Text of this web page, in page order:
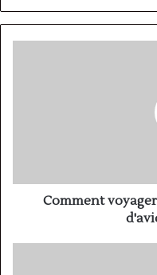
sans
dateComment